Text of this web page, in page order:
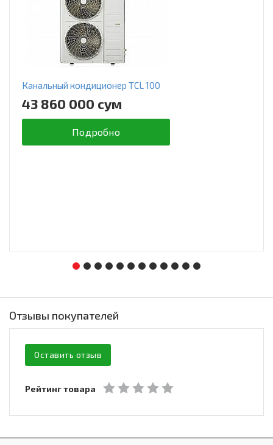
Канальный кондиционер TCL 100
43 860 000 сум
Подробно
Отзывы покупателей
Оставить отзыв
Рейтинг товара